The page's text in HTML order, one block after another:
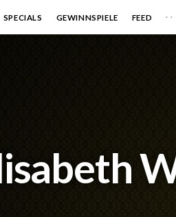
SPECIALS GEWINNSPIELE FEED . .